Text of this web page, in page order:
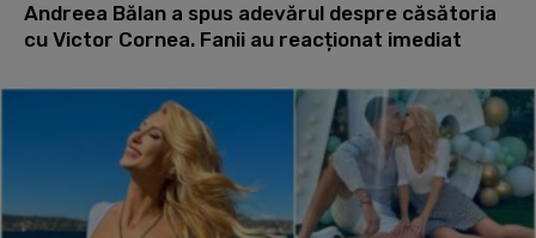
Andreea Bălan a spus adevărul despre căsătoria
cu Victor Cornea. Fanii au reacționat imediat